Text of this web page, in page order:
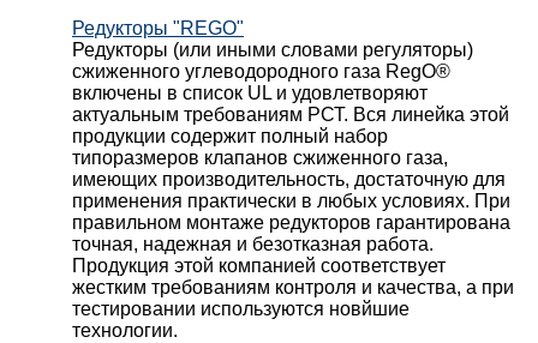
Редукторы "REGO"
Редукторы (или иными словами регуляторы)
сжиженного углеводородного газа RegO®
включены в список UL и удовлетворяют
актуальным требованиям РСТ. Вся линейка этой
продукции содержит полный набор
типоразмеров клапанов сжиженного газа,
имеющих производительность, достаточную для
применения практически в любых условиях. При
правильном монтаже редукторов гарантирована
точная, надежная и безотказная работа.
Продукция этой компанией соответствует
жестким требованиям контроля и качества, а при
тестировании используются новйшие
технологии.